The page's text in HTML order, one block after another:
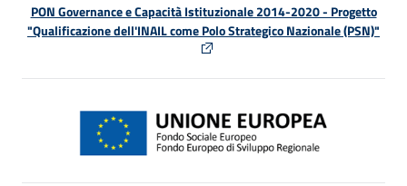
PON Governance e Capacità Istituzionale 2014-2020 - Progetto
"Qualificazione dell'INAIL come Polo Strategico Nazionale (PSN)"